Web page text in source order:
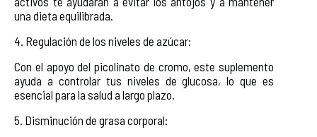
una dieta equilibrada.
4. Regulación de los niveles de azúcar:
Con el apoyo del picolinato de cromo, este suplemento
ayuda a controlar tus niveles de glucosa, lo que es
esencial para la salud a largo plazo.
5. Disminución de grasa corporal: